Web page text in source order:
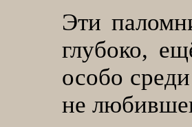
Эти
глубоко,
особо
не